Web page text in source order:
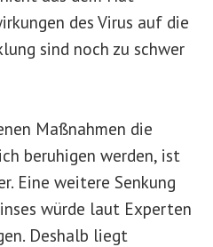
des Virus auf die
sind noch zu schwer
Maßnahmen die
beruhigen werden, ist
Eine weitere Senkung
würde laut Experten
Deshalb liegt